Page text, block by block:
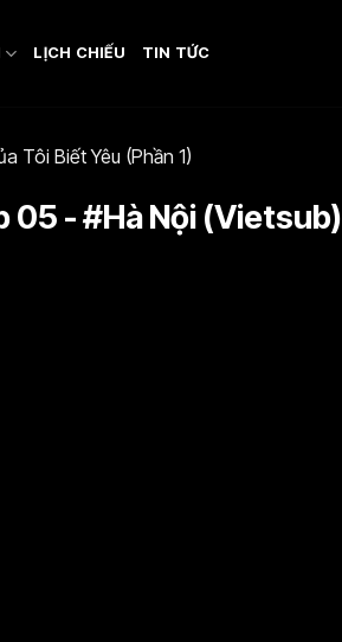
LỊCH CHIẾU TIN TỨC
Tôi Biết Yêu (Phần 1)
05 - #Hà Nội (Vietsub)